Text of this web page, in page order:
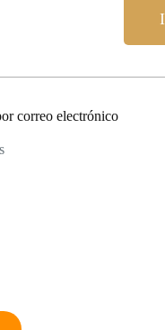
correo electrónico